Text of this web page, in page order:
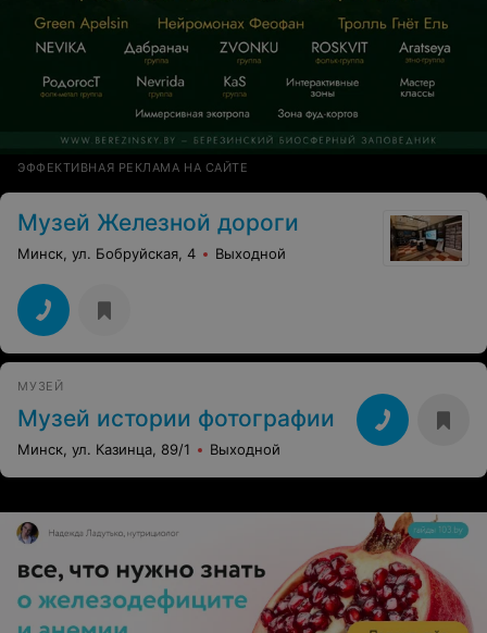
ЭФФЕКТИВНАЯ РЕКЛАМА НА САЙТЕ
Музей Железной дороги
Минск, ул. Бобруйская, 4 Выходной
МУЗЕЙ
Музей истории фотографии
Минск, ул. Казинца, 89/1 Выходной